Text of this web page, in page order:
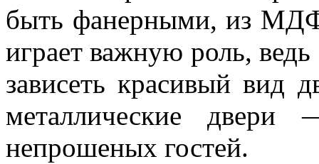
быть фанерными, из
играет важную роль,
зависеть красивый вид
металлические
непрошеных гостей.